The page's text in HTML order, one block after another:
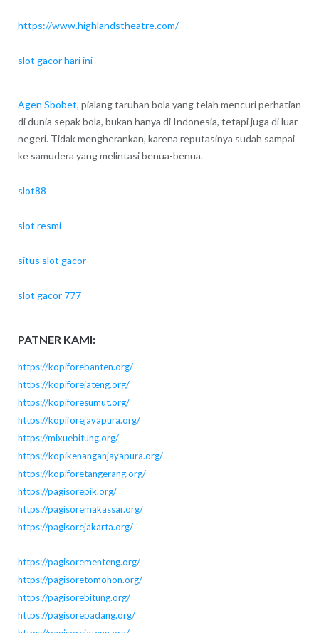
https://www.highlandstheatre.com/
slot gacor hari ini
Agen Sbobet, pialang taruhan bola yang telah mencuri perhatian
di dunia sepak bola, bukan hanya di Indonesia, tetapi juga di luar
negeri. Tidak mengherankan, karena reputasinya sudah sampai
ke samudera yang melintasi benua-benua.
slot88
slot resmi
situs slot gacor
slot gacor 777
PATNER KAMI:
https://kopiforebanten.org/
https://kopiforejateng.org/
https://kopiforesumut.org/
https://kopiforejayapura.org/
https://mixuebitung.org/
https://kopikenanganjayapura.org/
https://kopiforetangerang.org/
https://pagisorepik.org/
https://pagisoremakassar.org/
https://pagisorejakarta.org/
https://pagisorementeng.org/
https://pagisoretomohon.org/
https://pagisorebitung.org/
https://pagisorepadang.org/